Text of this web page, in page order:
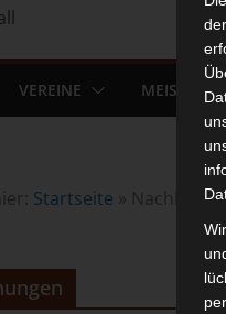
VEREINE
Startseite »